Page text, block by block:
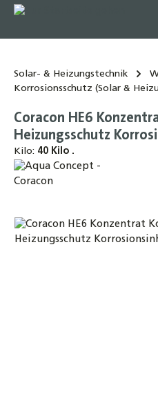
springen
Solar- & Heizungstechnik
Korrosionsschutz (Solar &
Coracon HE6
Heizungsschutz
Kilo: 40 Kilo .
Bildergalerie überspringen